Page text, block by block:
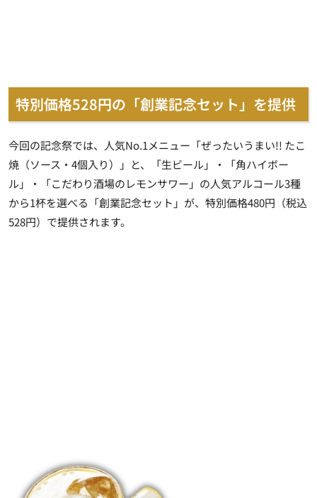
特別価格528円の「創業記念セット」を提供
今回の記念祭では、人気No.1メニュー「ぜったいうまい!! たこ
焼（ソース・4個入り）」と、「生ビール」・「角ハイボー
ル」・「こだわり酒場のレモンサワー」の人気アルコール3種
から1杯を選べる「創業記念セット」が、特別価格480円（税込
528円）で提供されます。